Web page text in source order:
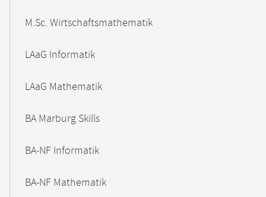
M.Sc. Wirtschaftsmathematik
LAaG Informatik
LAaG Mathematik
BA Marburg Skills
BA-NF Informatik
BA-NF Mathematik